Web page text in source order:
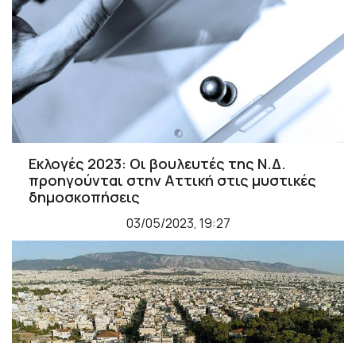
Εκλογές 2023: Οι βουλευτές της Ν.Δ.
προηγούνται στην Αττική στις μυστικές
δημοσκοπήσεις
03/05/2023, 19:27